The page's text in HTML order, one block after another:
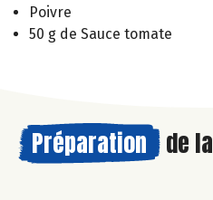
Poivre
50 g de Sauce tomate
Préparation de la